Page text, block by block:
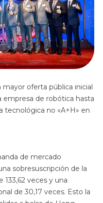
mayor oferta pública inicial
empresa de robótica hasta
tecnológica no «A+H» en
de mercado
sobresuscripción de la
veces y una
de 30,17 veces. Esto la